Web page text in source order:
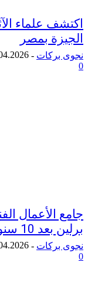
علماء الآثار
بمصر
-
24.04.2026
الفنية
سنوات
-
24.04.2026